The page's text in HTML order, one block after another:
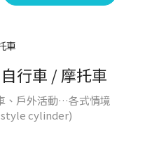
行車 / 摩托車
、戶外活動…各式情境
cylinder)